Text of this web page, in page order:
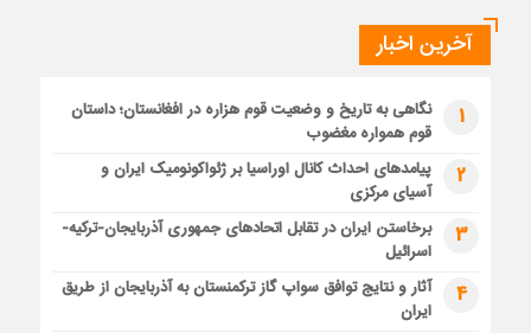
آخرین اخبار
1
نگاهی به تاریخ و وضعیت قوم هزاره در افغانستان؛ داستان
قوم همواره مغضوب
2
پیامدهای احداث کانال اوراسیا بر ژئواکونومیک ایران و
آسیای مرکزی
3
برخاستن ایران در تقابل اتحادهای جمهوری آذربایجان-ترکیه-
اسرائیل
4
آثار و نتایج توافق سواپ گاز ترکمنستان به آذربایجان از طریق
ایران